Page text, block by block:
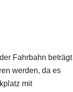
Fahrbahn beträgt
werden, da es
mit